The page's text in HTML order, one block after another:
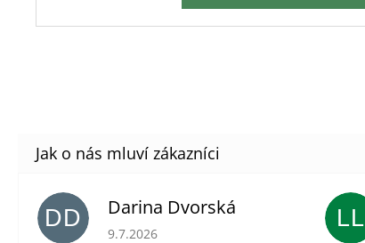
DD Darina Dvorská
Hodnocení obchodu je 5 z 5 hvězdiček.
9.7.2026
LL